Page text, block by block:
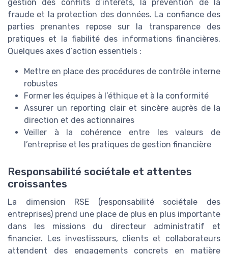
gestion des conflits d’intérêts, la prévention de la
fraude et la protection des données. La confiance des
parties prenantes repose sur la transparence des
pratiques et la fiabilité des informations financières.
Quelques axes d’action essentiels :
Mettre en place des procédures de contrôle interne
robustes
Former les équipes à l’éthique et à la conformité
Assurer un reporting clair et sincère auprès de la
direction et des actionnaires
Veiller à la cohérence entre les valeurs de
l’entreprise et les pratiques de gestion financière
Responsabilité sociétale et attentes
croissantes
La dimension RSE (responsabilité sociétale des
entreprises) prend une place de plus en plus importante
dans les missions du directeur administratif et
financier. Les investisseurs, clients et collaborateurs
attendent des engagements concrets en matière